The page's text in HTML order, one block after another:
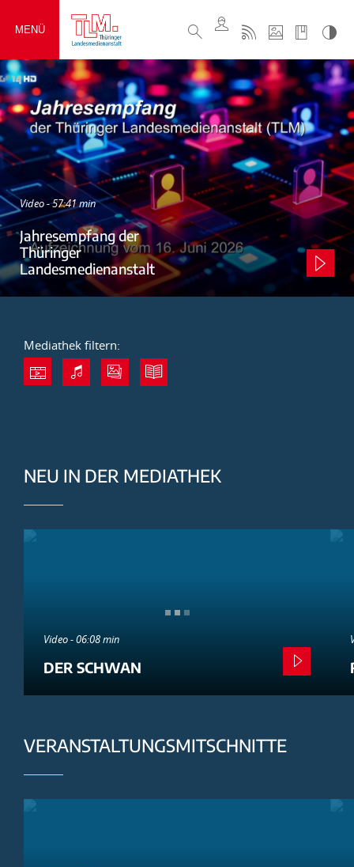
MENÜ
Video - 57:41 min
Jahresempfang der
Thüringer
Landesmedienanstalt
Mediathek filtern:
NEU IN DER MEDIATHEK
Video - 06:08 min
DER SCHWAN
VERANSTALTUNGSMITSCHNITTE